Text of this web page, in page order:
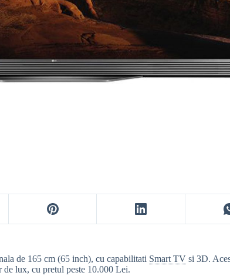
de 165 cm (65 inch), cu capabilitati Smart TV si 3D.
de lux, cu pretul peste 10.000 Lei.